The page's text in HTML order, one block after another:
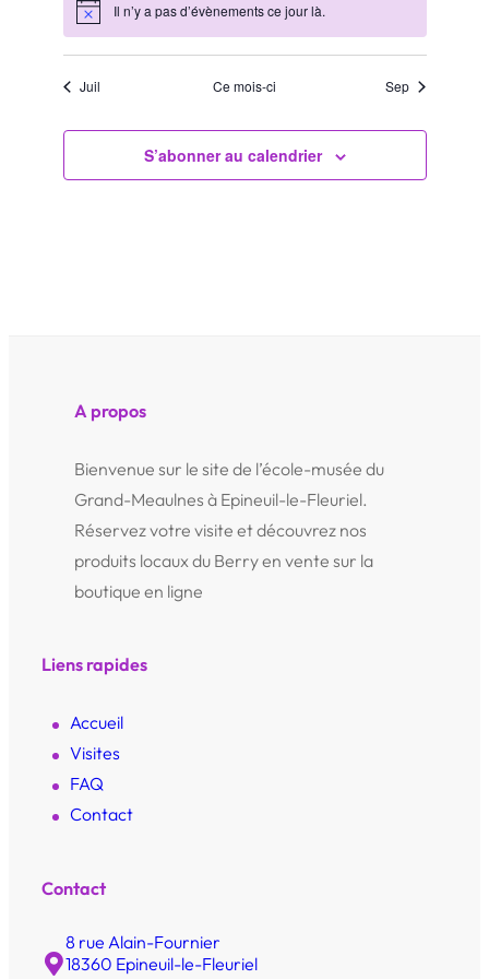
Notice Il n’y a pas d’évènements ce jour là.
Juil Ce mois-ci Sep
S’abonner au calendrier
A propos
Bienvenue sur le site de l’école-musée du
Grand-Meaulnes à Epineuil-le-Fleuriel.
Réservez votre visite et découvrez nos
produits locaux du Berry en vente sur la
boutique en ligne
Liens rapides
Accueil
Visites
FAQ
Contact
Contact
8 rue Alain-Fournier
18360 Epineuil-le-Fleuriel